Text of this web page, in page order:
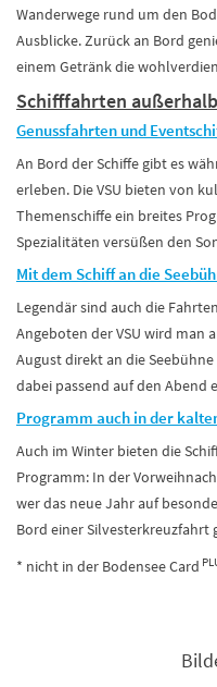
Wanderwege rund um den
Ausblicke. Zurück an Bord
einem Getränk die
Schifffahrten
Genussfahrten und
An Bord der Schiffe gibt es
erleben. Die VSU bieten von
Themenschiffe ein breites
Spezialitäten versüßen den
Mit dem Schiff an die
Legendär sind auch die
Angeboten der VSU wird man
August direkt an die
dabei passend auf den Abend
Programm auch in der
Auch im Winter bieten die
Programm: In der
wer das neue Jahr auf
Bord einer Silvesterkreuzfahrt
* nicht in der Bodensee Card